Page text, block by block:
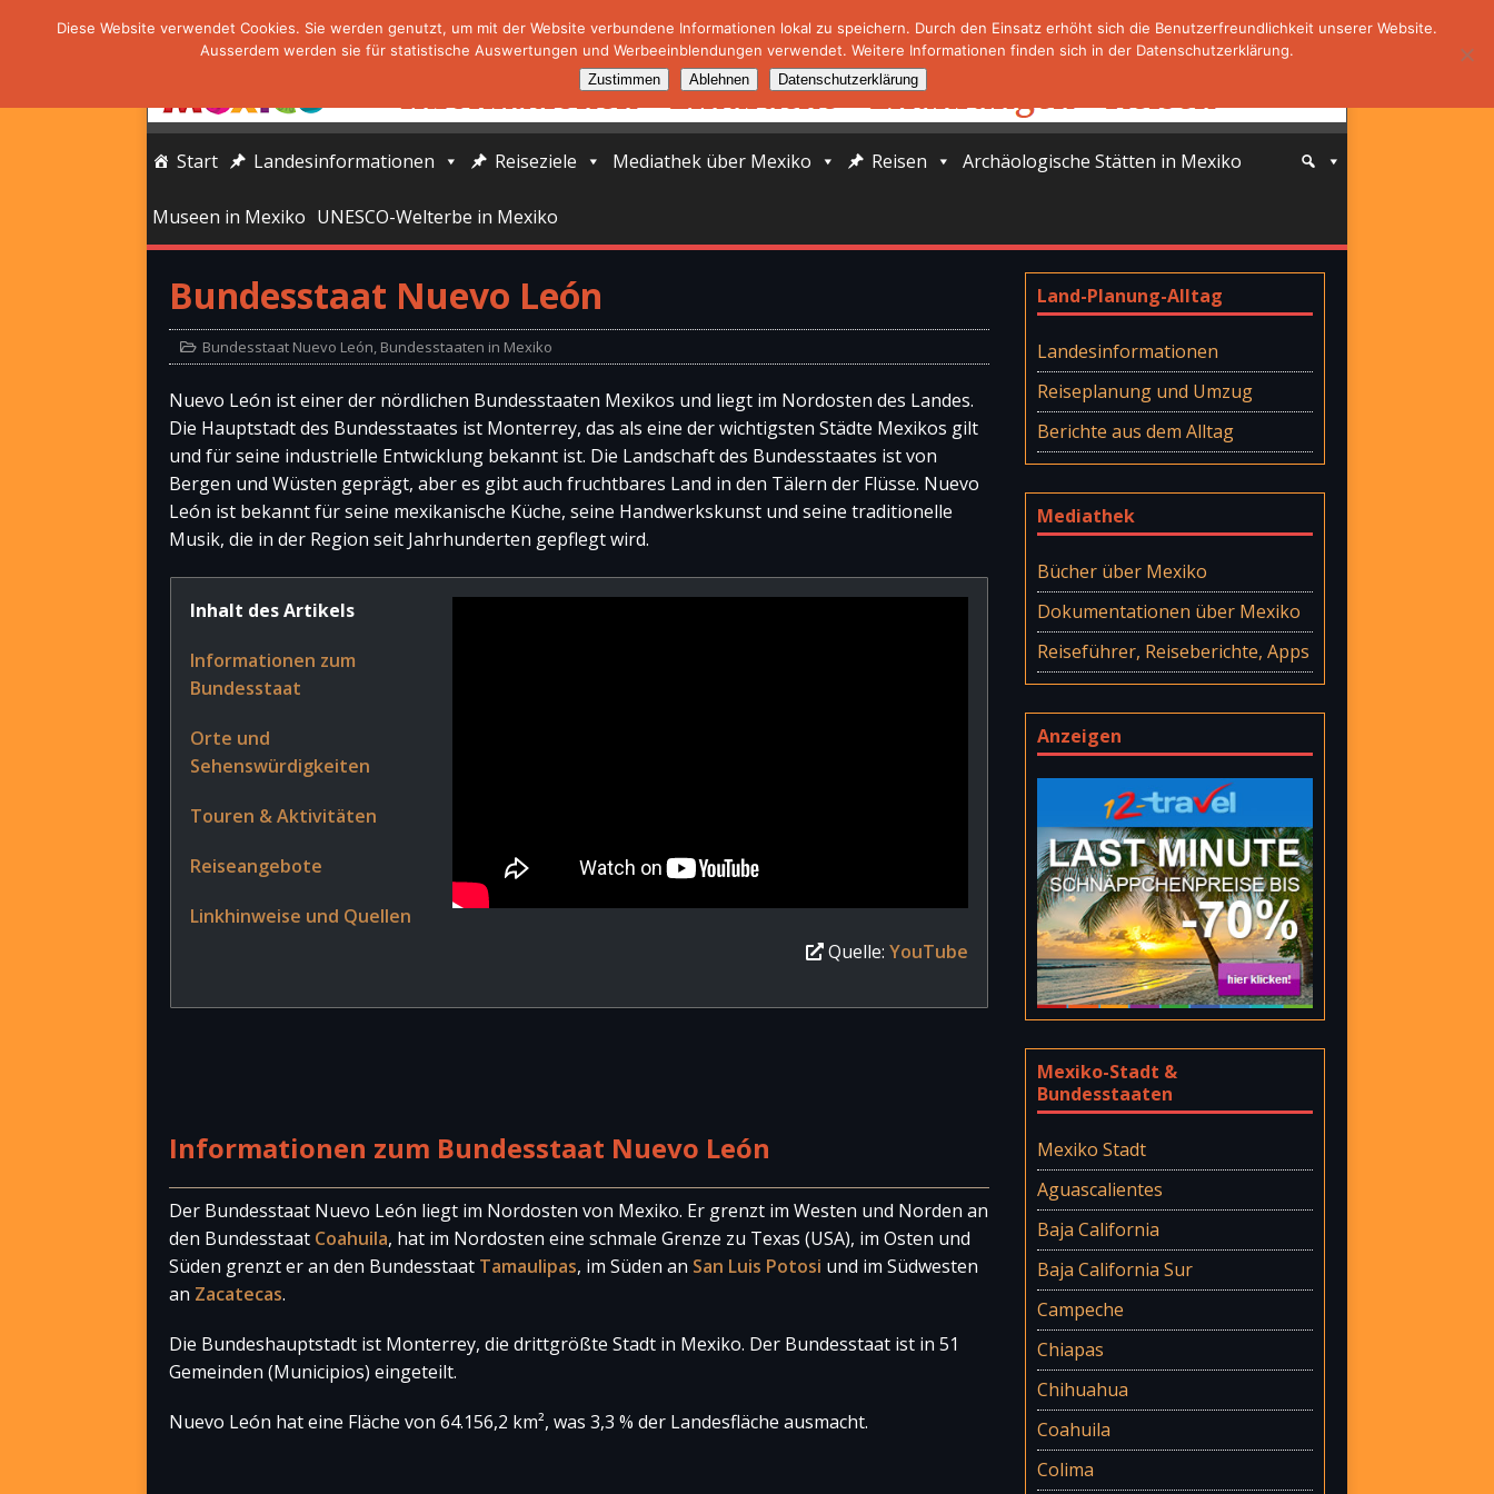
Start Landesinformationen Reiseziele Mediathek über Mexiko Reisen Archäologische Stätten in Mexiko
Museen in Mexiko UNESCO-Welterbe in Mexiko
Bundesstaat Nuevo León
Bundesstaat Nuevo León, Bundesstaaten in Mexiko
Nuevo León ist einer der nördlichen Bundesstaaten Mexikos und liegt im Nordosten des Landes.
Die Hauptstadt des Bundesstaates ist Monterrey, das als eine der wichtigsten Städte Mexikos gilt
und für seine industrielle Entwicklung bekannt ist. Die Landschaft des Bundesstaates ist von
Bergen und Wüsten geprägt, aber es gibt auch fruchtbares Land in den Tälern der Flüsse. Nuevo
León ist bekannt für seine mexikanische Küche, seine Handwerkskunst und seine traditionelle
Musik, die in der Region seit Jahrhunderten gepflegt wird.
Inhalt des Artikels
Informationen zum
Bundesstaat
Orte und
Sehenswürdigkeiten
Touren & Aktivitäten
Reiseangebote
Linkhinweise und Quellen
Quelle: YouTube
Informationen zum Bundesstaat Nuevo León
Der Bundesstaat Nuevo León liegt im Nordosten von Mexiko. Er grenzt im Westen und Norden an
den Bundesstaat Coahuila, hat im Nordosten eine schmale Grenze zu Texas (USA), im Osten und
Süden grenzt er an den Bundesstaat Tamaulipas, im Süden an San Luis Potosi und im Südwesten
an Zacatecas.
Die Bundeshauptstadt ist Monterrey, die drittgrößte Stadt in Mexiko. Der Bundesstaat ist in 51
Gemeinden (Municipios) eingeteilt.
Nuevo León hat eine Fläche von 64.156,2 km², was 3,3 % der Landesfläche ausmacht.
Land-Planung-Alltag
Landesinformationen
Reiseplanung und Umzug
Berichte aus dem Alltag
Mediathek
Bücher über Mexiko
Dokumentationen über Mexiko
Reiseführer, Reiseberichte, Apps
Anzeigen
Mexiko-Stadt &
Bundesstaaten
Mexiko Stadt
Aguascalientes
Baja California
Baja California Sur
Campeche
Chiapas
Chihuahua
Coahuila
Colima
Diese Website verwendet Cookies. Sie werden genutzt, um mit der Website verbundene Informationen lokal zu speichern. Durch den Einsatz erhöht sich die Benutzerfreundlichkeit unserer Website.
Ausserdem werden sie für statistische Auswertungen und Werbeeinblendungen verwendet. Weitere Informationen finden sich in der Datenschutzerklärung.
Zustimmen Ablehnen Datenschutzerklärung